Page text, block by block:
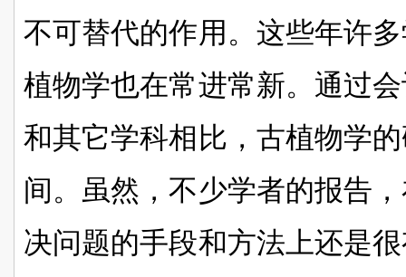
不可替代的作用。这些年许
植物学也在常进常新。通过
和其它学科相比，古植物学
间。虽然，不少学者的报告
决问题的手段和方法上还是